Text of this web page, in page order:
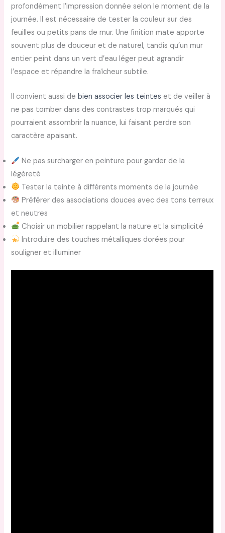
profondément l’impression donnée selon le moment de la
journée. Il est nécessaire de tester la couleur sur des
feuilles ou petits pans de mur. Une finition mate apporte
souvent plus de douceur et de naturel, tandis qu’un mur
entier peint dans un vert d’eau léger peut agrandir
l’espace et répandre la fraîcheur subtile.
Il convient aussi debien associer les teintes et de veiller à
ne pas tomber dans des contrastes trop marqués qui
pourraient assombrir la nuance, lui faisant perdre son
caractère apaisant.
Ne pas surcharger en peinture pour garder de la
légèreté
Tester la teinte à différents moments de la journée
Préférer des associations douces avec des tons terreux
et neutres
Choisir un mobilier rappelant la nature et la simplicité
Introduire des touches métalliques dorées pour
souligner et illuminer